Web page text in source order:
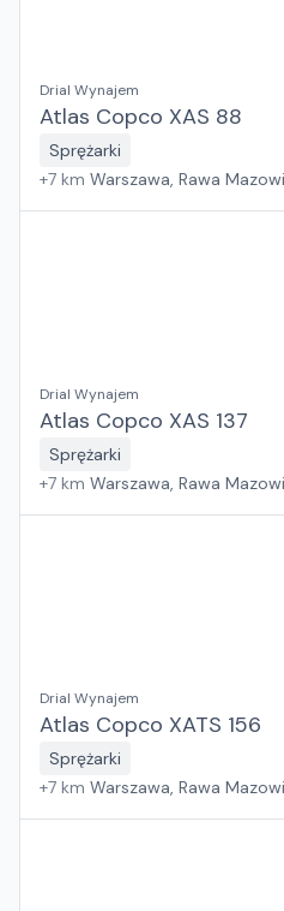
Drial Wynajem
Atlas Copco XAS 88
Sprężarki
+7 km Warszawa, Rawa
Drial Wynajem
Atlas Copco XAS 137
Sprężarki
+7 km Warszawa, Rawa
Drial Wynajem
Atlas Copco XATS 156
Sprężarki
+7 km Warszawa, Rawa